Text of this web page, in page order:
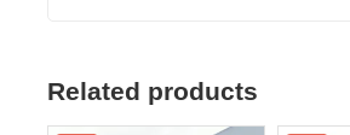
Related products